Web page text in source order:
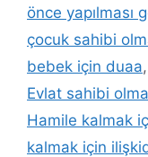
önce yapılması
çocuk sahibi
bebek için duaa,
Evlat sahibi
Hamile kalmak
kalmak için